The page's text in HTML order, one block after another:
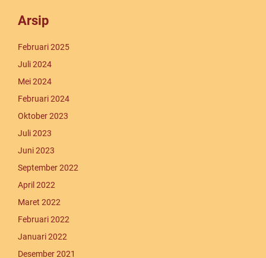
Arsip
Februari 2025
Juli 2024
Mei 2024
Februari 2024
Oktober 2023
Juli 2023
Juni 2023
September 2022
April 2022
Maret 2022
Februari 2022
Januari 2022
Desember 2021